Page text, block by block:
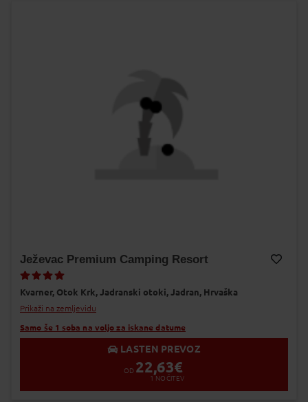
Ježevac Premium Camping Resort
Kvarner, Otok Krk, Jadranski otoki, Jadran, Hrvaška
Prikaži na zemljevidu
Samo še 1 soba na voljo za iskane datume
LASTEN PREVOZ
OD 22,63€
1 NOČITEV